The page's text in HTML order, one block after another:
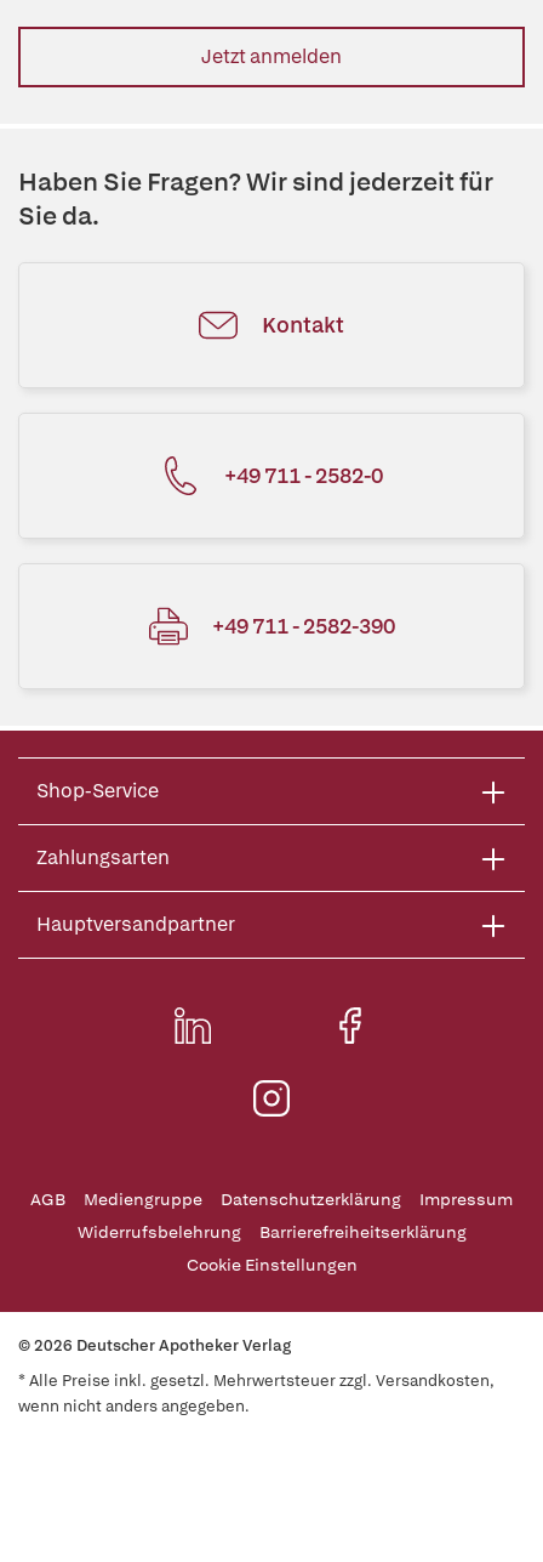
Jetzt anmelden
Haben Sie Fragen? Wir sind jederzeit für
Sie da.
Kontakt
+49 711 - 2582-0
+49 711 - 2582-390
Shop-Service
Zahlungsarten
Hauptversandpartner
AGB Mediengruppe Datenschutzerklärung
Impressum
Widerrufsbelehrung
Barrierefreiheitserklärung
Cookie Einstellungen
© 2026 Deutscher Apotheker Verlag
* Alle Preise inkl. gesetzl. Mehrwertsteuer zzgl. Versandkosten,
wenn nicht anders angegeben.